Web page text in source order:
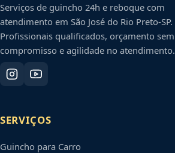
Serviços de guincho 24h e reboque com
atendimento em São José do Rio Preto-SP.
Profissionais qualificados, orçamento sem
compromisso e agilidade no atendimento.
SERVIÇOS
Guincho para Carro